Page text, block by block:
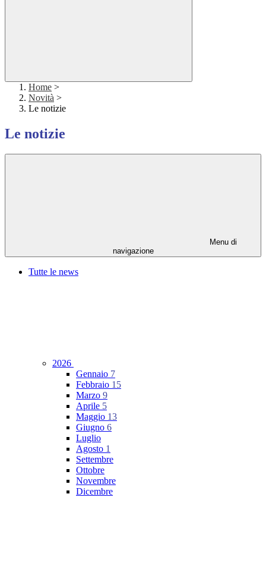
Home >
Novità >
Le notizie
Le notizie
Menu di
navigazione
Tutte le news
2026
Gennaio 7
Febbraio 15
Marzo 9
Aprile 5
Maggio 13
Giugno 6
Luglio
Agosto 1
Settembre
Ottobre
Novembre
Dicembre